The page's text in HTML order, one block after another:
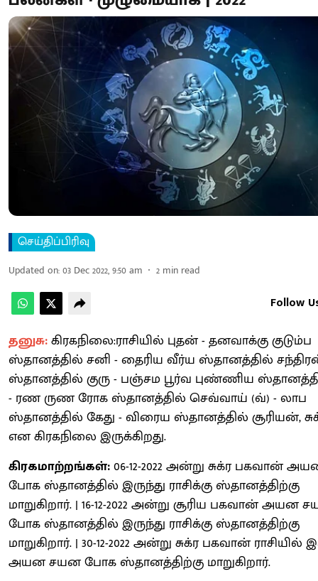
செய்திப்பிரிவு
Updated on:03 Dec 2022, 9:50 am 2 min read
Follow
தனுசு:கிரகநிலை:ராசியில் புதன் - தனவாக்கு குடும்ப
ஸ்தானத்தில் சனி - தைரிய வீர்ய ஸ்தானத்தில்
ஸ்தானத்தில் குரு - பஞ்சம பூர்வ புண்ணிய
- ரண ருண ரோக ஸ்தானத்தில் செவ்வாய் (வ்) - லாப
ஸ்தானத்தில் கேது - விரைய ஸ்தானத்தில் சூரியன்,
என கிரகநிலை இருக்கிறது.
கிரகமாற்றங்கள்:06-12-2022 அன்று சுக்ர பகவான்
போக ஸ்தானத்தில் இருந்து ராசிக்கு ஸ்தானத்திற்கு
மாறுகிறார். | 16-12-2022 அன்று சூரிய பகவான் அயன
போக ஸ்தானத்தில் இருந்து ராசிக்கு ஸ்தானத்திற்கு
மாறுகிறார். | 30-12-2022 அன்று சுக்ர பகவான் ராசியில்
அயன சயன போக ஸ்தானத்திற்கு மாறுகிறார்.